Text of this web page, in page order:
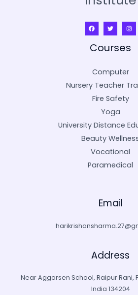
Courses
Computer
Nursery Teacher
Fire Safety
Yoga
University Distance
Beauty
Vocational
Paramedical
Email
Address
Near Aggarsen School, Raipur Rani,
India 134204